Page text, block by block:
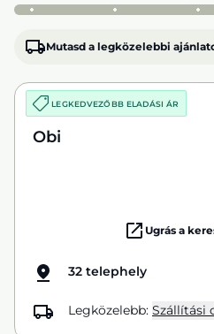
Mutasd a legközelebbi
LEGKEDVEZŐBB ELADÁSI ÁR
Obi
Ugrás a
32 telephely
Legközelebb: Szállítási